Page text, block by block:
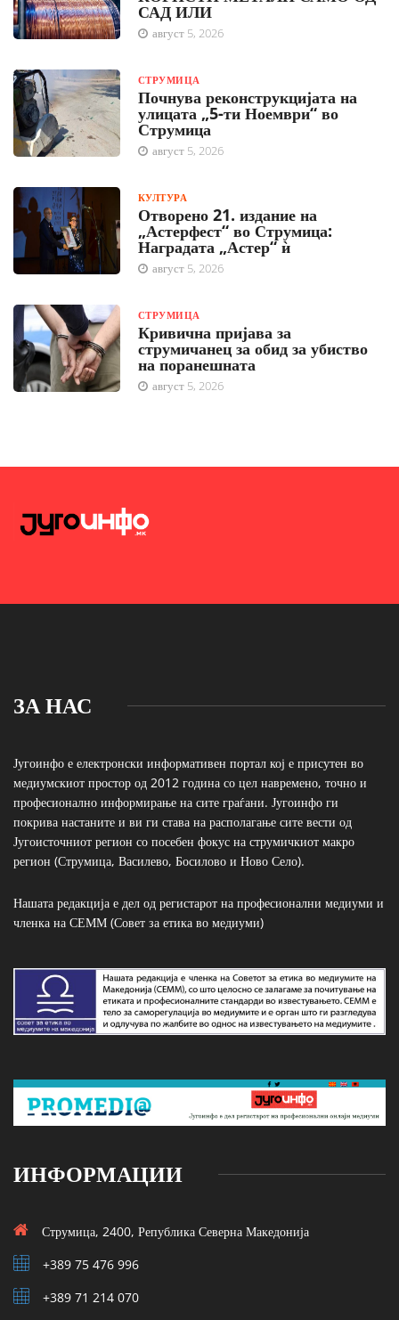
САД ИЛИ
август 5, 2026
СТРУМИЦА
Почнува реконструкцијата на
улицата „5-ти Ноември“ во
Струмица
август 5, 2026
КУЛТУРА
Отворено 21. издание на
„Астерфест“ во Струмица:
Наградата „Астер“ ѝ
август 5, 2026
СТРУМИЦА
Кривична пријава за
струмичанец за обид за убиство
на поранешната
август 5, 2026
ЗА НАС
Југоинфо е електронски информативен портал кој е присутен во
медиумскиот простор од 2012 година со цел навремено, точно и
професионално информирање на сите граѓани. Југоинфо ги
покрива настаните и ви ги става на располагање сите вести од
Југоисточниот регион со посебен фокус на струмичкиот макро
регион (Струмица, Василево, Босилово и Ново Село).
Нашата редакција е дел од регистарот на професионални медиуми и
членка на СЕММ (Совет за етика во медиуми)
ИНФОРМАЦИИ
Струмица, 2400, Република Северна Македонија
+389 75 476 996
+389 71 214 070